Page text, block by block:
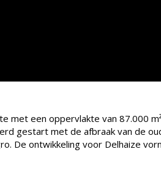
met een oppervlakte van 87.000
gestart met de afbraak van de
De ontwikkeling voor Delhaize